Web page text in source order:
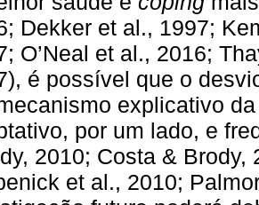
Dekker et al., 1997;
O’Neal et al., 2016;
é possível que o
explicativo
por um lado, e
2010; Costa &
et al., 2010;